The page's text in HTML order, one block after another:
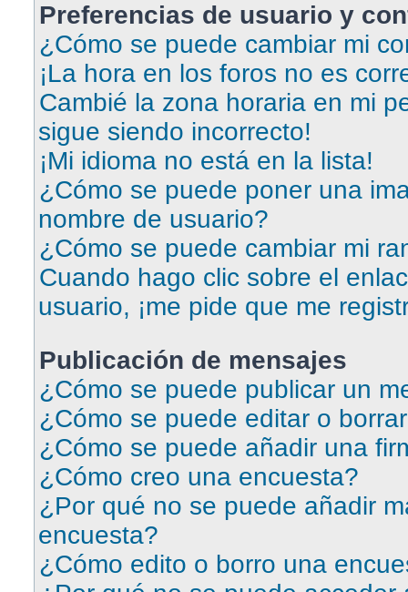
Preferencias de usuario y
¿Cómo se puede cambiar mi
¡La hora en los foros no es
Cambié la zona horaria en mi
sigue siendo incorrecto!
¡Mi idioma no está en la lista!
¿Cómo se puede poner una
nombre de usuario?
¿Cómo se puede cambiar mi
Cuando hago clic sobre el
usuario, ¡me pide que me
Publicación de mensajes
¿Cómo se puede publicar un
¿Cómo se puede editar o
¿Cómo se puede añadir una
¿Cómo creo una encuesta?
¿Por qué no se puede añadir
encuesta?
¿Cómo edito o borro una